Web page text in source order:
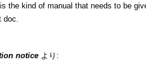
the kind of manual that needs to be
notice より: